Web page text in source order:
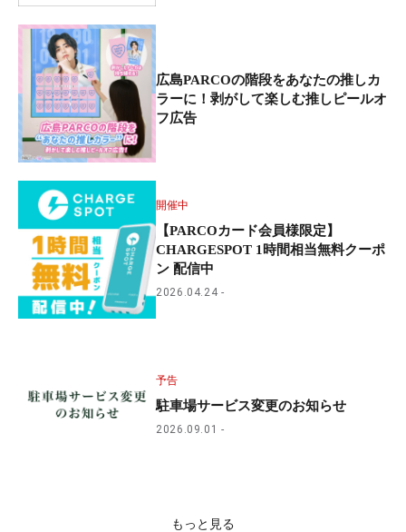
広島PARCOの階段をあなたの推しカ
ラーに！剥がして楽しむ推しピールオ
フ広告
開催中
【PARCOカード会員様限定】
CHARGESPOT 1時間相当無料クーポ
ン 配信中
2026.04.24
予告
駐車場サービス変更のお知らせ
2026.09.01
もっと見る